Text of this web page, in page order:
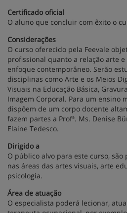
Certificado oficial
O aluno que concluir com êxito o
Considerações
O curso oferecido pela Feevale
profissional quanto a relação arte
enfoque contemporâneo. Serão
disciplinas como Arte e os Meios
Visuais na Educação Básica,
Imagem Corporal. Para um ensino
dispõem de um corpo docente
fazem partes a Profª. Ms. Denise
Elaine Tedesco.
Dirigido a
O público alvo para este curso,
nas áreas das artes visuais, arte
psicologia.
Área de atuação
O especialista poderá lecionar,